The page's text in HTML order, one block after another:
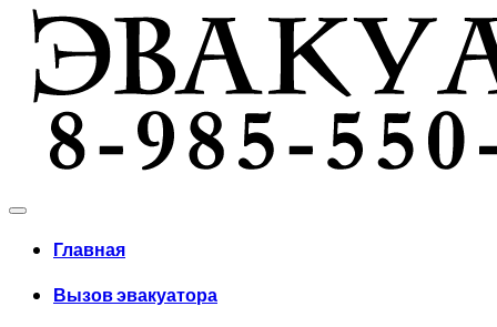
Главная
Вызов эвакуатора